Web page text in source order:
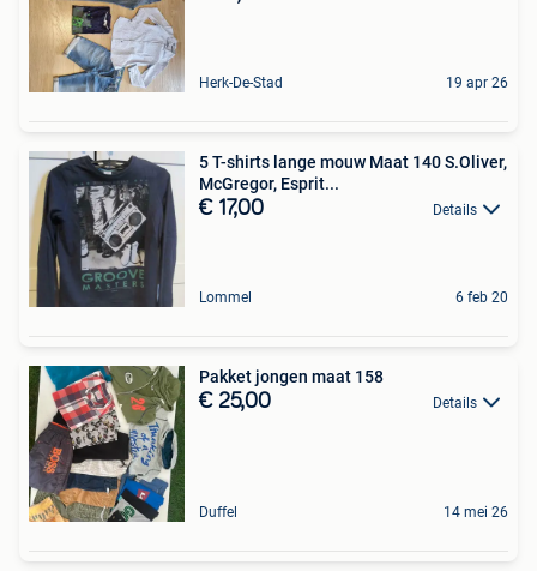
Herk-De-Stad 19 apr 26
5 T-shirts lange mouw Maat 140 S.Oliver,
McGregor, Esprit...
€ 17,00 Details
Lommel 6 feb 20
Pakket jongen maat 158
€ 25,00 Details
Duffel 14 mei 26